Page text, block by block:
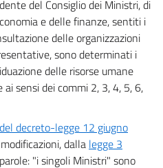
del Consiglio dei Ministri, di
e delle finanze, sentiti i
delle organizzazioni
sono determinati i
delle risorse umane
sensi dei commi 2, 3, 4, 5, 6,
decreto-legge 12 giugno
dalla legge 3
"i singoli Ministri" sono